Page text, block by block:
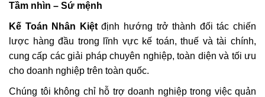
Tầm nhìn – Sứ mệnh
Kế Toán Nhân Kiệtđịnh hướng trở thành đối tác chiến
lược hàng đầu trong lĩnh vực kế toán, thuế và tài chính,
cung cấp các giải pháp chuyên nghiệp, toàn diện và tối ưu
cho doanh nghiệp trên toàn quốc.
Chúng tôi không chỉ hỗ trợ doanh nghiệp trong việc quản